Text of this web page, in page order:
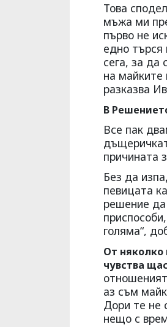
Това
мъжа ми
първо не
едно търся
сега, за
на
разказ­ва
В
Все пак
причината
Без да
певицата
решение
голяма“,
От няколко
чувства
аз съм
Дори те не
нещо с